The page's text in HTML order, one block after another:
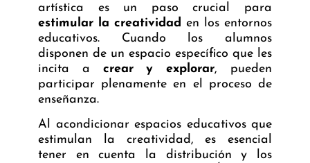
artística es un paso crucial para
estimular la creatividad en los entornos
educativos. Cuando los alumnos
disponen de un espacio específico que les
incita a crear y explorar, pueden
participar plenamente en el proceso de
enseñanza.
Al acondicionar espacios educativos que
estimulan la creatividad, es esencial
tener en cuenta la distribución y los